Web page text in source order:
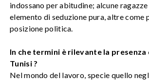
indossano per abitudine; alcune
elemento di seduzione pura, altre come
posizione politica.
In che termini è rilevante la presenza
Tunisi ?
Nel mondo del lavoro, specie quello